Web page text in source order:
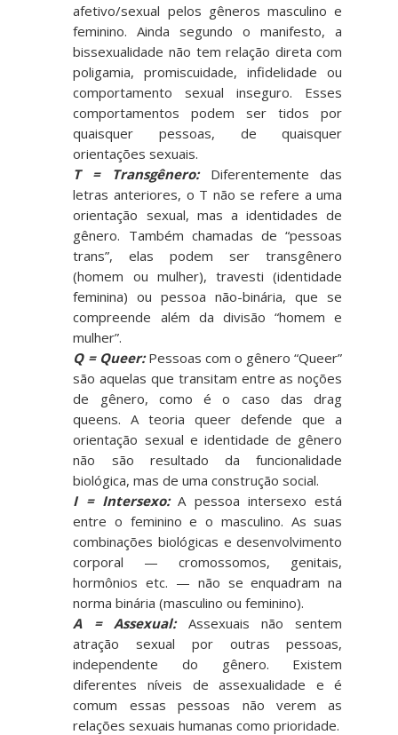
afetivo/sexual pelos gêneros masculino e
feminino. Ainda segundo o manifesto, a
bissexualidade não tem relação direta com
poligamia, promiscuidade, infidelidade ou
comportamento sexual inseguro. Esses
comportamentos podem ser tidos por
quaisquer pessoas, de quaisquer
orientações sexuais.
T = Transgênero:Diferentemente das
letras anteriores, o T não se refere a uma
orientação sexual, mas a identidades de
gênero. Também chamadas de “pessoas
trans”, elas podem ser transgênero
(homem ou mulher), travesti (identidade
feminina) ou pessoa não-binária, que se
compreende além da divisão “homem e
mulher”.
Q = Queer:Pessoas com o gênero “Queer”
são aquelas que transitam entre as noções
de gênero, como é o caso das drag
queens. A teoria queer defende que a
orientação sexual e identidade de gênero
não são resultado da funcionalidade
biológica, mas de uma construção social.
I = Intersexo:A pessoa intersexo está
entre o feminino e o masculino. As suas
combinações biológicas e desenvolvimento
corporal — cromossomos, genitais,
hormônios etc. — não se enquadram na
norma binária (masculino ou feminino).
A = Assexual:Assexuais não sentem
atração sexual por outras pessoas,
independente do gênero. Existem
diferentes níveis de assexualidade e é
comum essas pessoas não verem as
relações sexuais humanas como prioridade.